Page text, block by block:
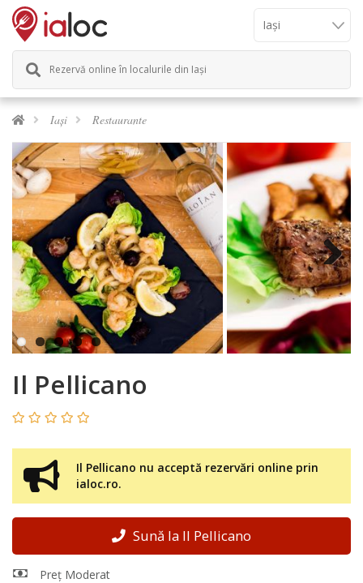
Rezervă online în localurile din Iași
Iași Restaurante
Next
Il Pellicano
Il Pellicano nu acceptă rezervări online prin
ialoc.ro.
Sună la Il Pellicano
Preț Moderat